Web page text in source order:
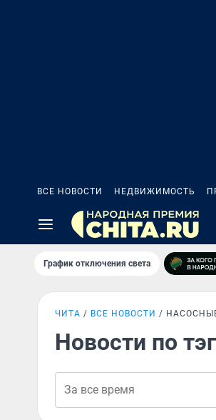
ВСЕ НОВОСТИ НЕДВИЖИМОСТЬ
График отключения света
ЧИТА ВСЕ НОВОСТИ
Новости по